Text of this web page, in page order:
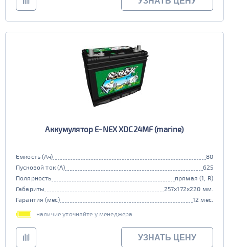
Аккумулятор E-NEX XDC24MF (marine)
Емкость (Ач)
80
Пусковой ток (А)
625
Полярность
прямая (1, R)
Габариты
257x172x220 мм.
Гарантия (мес)
12 мес.
наличие уточняйте у менеджера
УЗНАТЬ ЦЕНУ